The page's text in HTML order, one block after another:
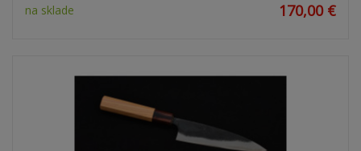
na sklade 170,00 €